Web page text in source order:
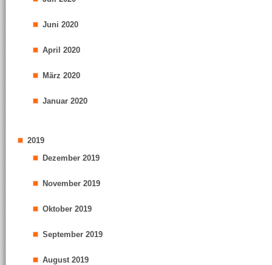
Juni 2020
April 2020
März 2020
Januar 2020
2019
Dezember 2019
November 2019
Oktober 2019
September 2019
August 2019